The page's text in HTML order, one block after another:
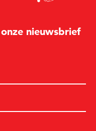
nieuwsbrief